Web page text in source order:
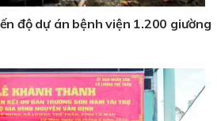
độ dự án bệnh viện 1.200 giường